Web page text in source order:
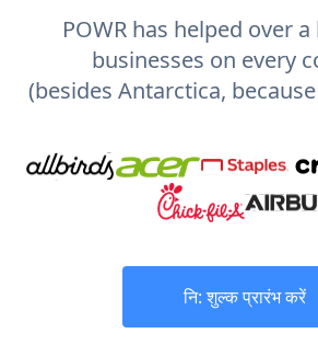
POWR has helped over
businesses on every
(besides Antarctica,
नि: शुल्क प्रारंभ करें